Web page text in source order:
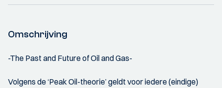
Omschrijving
-The Past and Future of Oil and Gas-
Volgens de ‘Peak Oil-theorie’ geldt voor iedere (eindige)